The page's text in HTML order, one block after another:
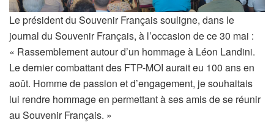
Le président du Souvenir Français souligne, dans le
journal du Souvenir Français, à l’occasion de ce 30 mai :
« Rassemblement autour d’un hommage à Léon Landini.
Le dernier combattant des FTP-MOI aurait eu 100 ans en
août. Homme de passion et d’engagement, je souhaitais
lui rendre hommage en permettant à ses amis de se réunir
au Souvenir Français. »